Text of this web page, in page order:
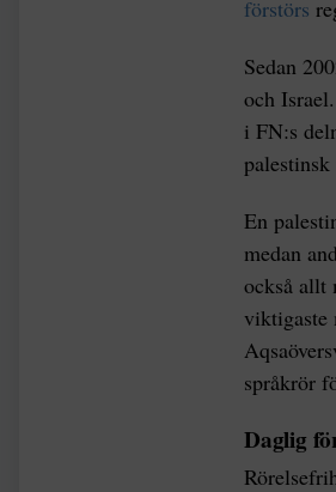
förstörs
Sedan
och
i FN:s
En
medan
också allt
viktigaste
språkrör
Daglig